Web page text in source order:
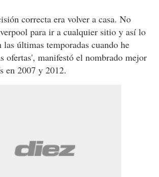
correcta era volver a casa. No
para ir a cualquier sitio y así lo
las últimas temporadas cuando he
ofertas', manifestó el nombrado mejor
en 2007 y 2012.